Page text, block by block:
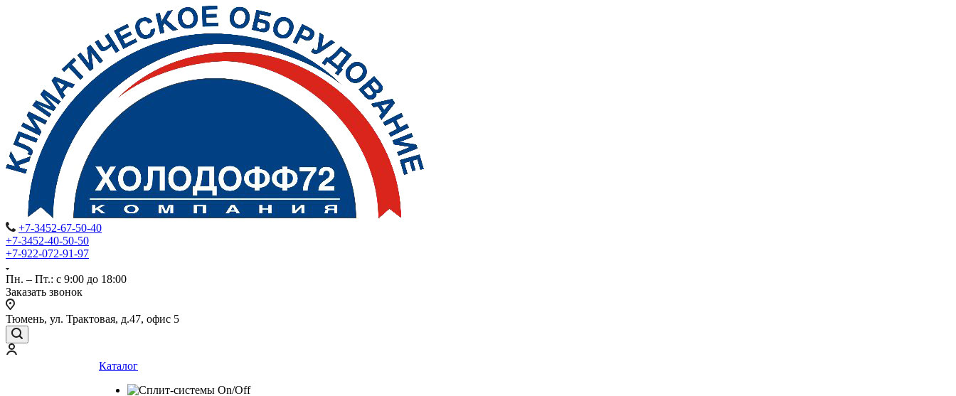
+7-3452-67-50-40
+7-3452-40-50-50
+7-922-072-91-97
Пн. – Пт.: с 9:00 до 18:00
Заказать звонок
Тюмень, ул. Трактовая, д.47, офис 5
Каталог